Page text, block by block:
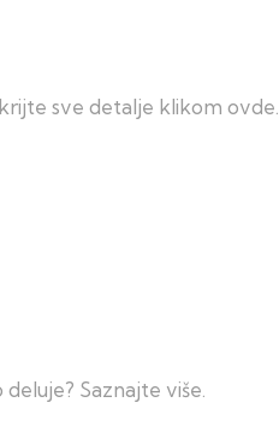
sve detalje klikom ovde.
Saznajte više.